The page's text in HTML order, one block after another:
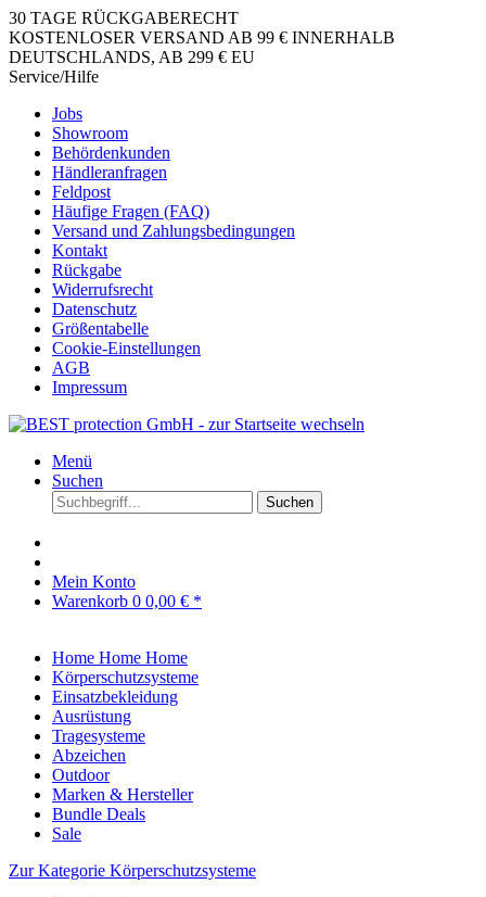
30 TAGE RÜCKGABERECHT
KOSTENLOSER VERSAND AB 99 € INNERHALB
DEUTSCHLANDS, AB 299 € EU
Service/Hilfe
Jobs
Showroom
Behördenkunden
Händleranfragen
Feldpost
Häufige Fragen (FAQ)
Versand und Zahlungsbedingungen
Kontakt
Rückgabe
Widerrufsrecht
Datenschutz
Größentabelle
Cookie-Einstellungen
AGB
Impressum
Menü
Suchen
Suchen
Mein Konto
Warenkorb 0 0,00 € *
Home Home Home
Körperschutzsysteme
Einsatzbekleidung
Ausrüstung
Tragesysteme
Abzeichen
Outdoor
Marken & Hersteller
Bundle Deals
Sale
Zur Kategorie Körperschutzsysteme